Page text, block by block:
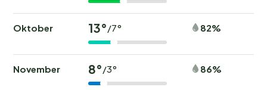
Oktober 13°/7° 82%
November 8°/3° 86%